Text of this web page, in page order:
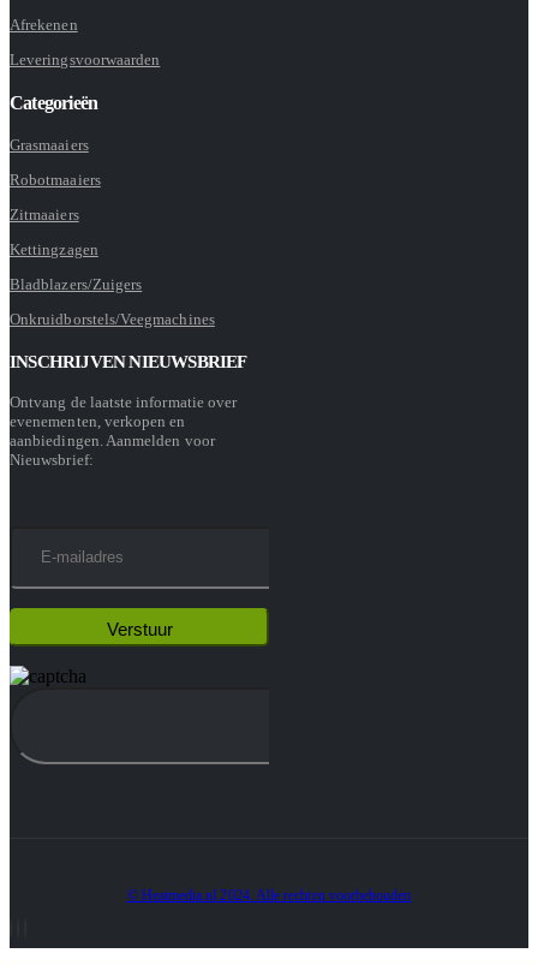
Afrekenen
Leveringsvoorwaarden
Categorieën
Grasmaaiers
Robotmaaiers
Zitmaaiers
Kettingzagen
Bladblazers/Zuigers
Onkruidborstels/Veegmachines
INSCHRIJVEN NIEUWSBRIEF
Ontvang de laatste informatie over
evenementen, verkopen en
aanbiedingen. Aanmelden voor
Nieuwsbrief:
© Heatmedia.nl 2024. Alle rechten voorbehouden